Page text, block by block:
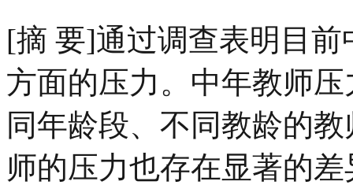
[摘 要]通过调查表明目
方面的压力。中年教师
同年龄段、不同教龄的
师的压力也存在显著的